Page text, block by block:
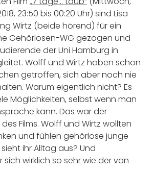
23:50 bis 00:20 Uhr) sind Lisa
Wirtz (beide hörend) für ein
Gehörlosen-WG gezogen und
der Uni Hamburg in
Wolff und Wirtz haben schon
getroffen, sich aber noch nie
Warum eigentlich nicht? Es
Möglichkeiten, selbst wenn man
kann. Das war der
Films. Wolff und Wirtz wollten
und fühlen gehörlose junge
ihr Alltag aus? Und
wirklich so sehr wie der von